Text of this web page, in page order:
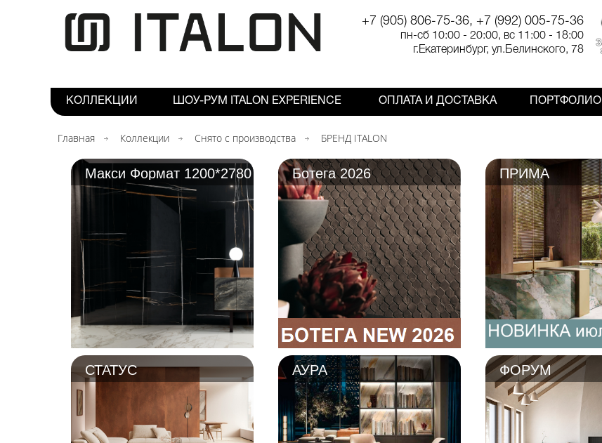
+7 (905) 806-75-36, +7 (992) 005-75-36
пн-сб 10:00 - 20:00, вс 11:00 - 18:00
г.Екатеринбург, ул.Белинского, 78
КОЛЛЕКЦИИ ШОУ-РУМ ITALON EXPERIENCE ОПЛАТА И ДОСТАВКА ПОРТФОЛИО
Главная Коллекции Снято с производства БРЕНД ITALON
Макси Формат 1200*2780
мм
Ботега 2026 ПРИМА
СТАТУС АУРА ФОРУМ